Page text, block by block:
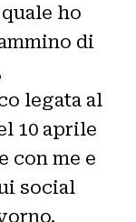
ho
di
legata al
10 aprile
con me e
social